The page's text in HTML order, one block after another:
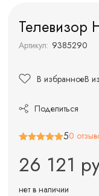
Телевизор
Артикул: 9385290
В избранноеВ
Поделиться
50
26 121
нет в наличии